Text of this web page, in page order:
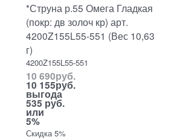
*Струна р.55 Омега Гладкая
(покр: дв золоч кр) арт.
4200Z155L55-551 (Вес 10,63
г)
4200Z155L55-551
10 690руб.
10 155руб.
выгода
535 руб.
или
5%
Скидка 5%